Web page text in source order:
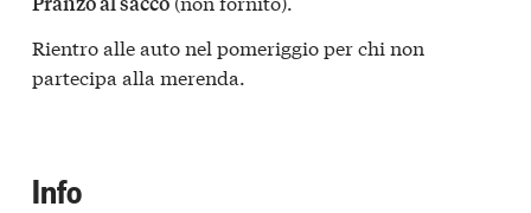
Rientro alle auto nel pomeriggio per chi non
partecipa alla merenda.
Info